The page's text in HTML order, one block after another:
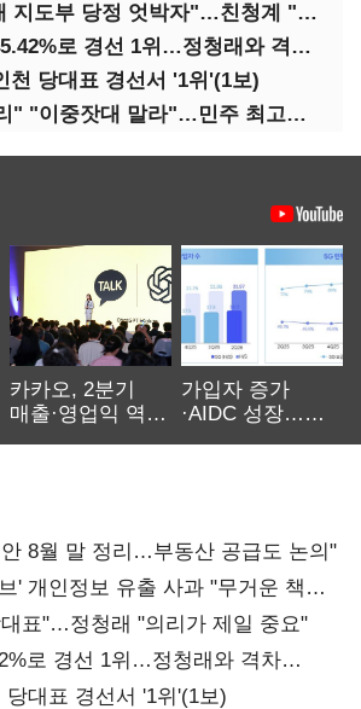
친명계 "정청래 지도부 당정 엇박자"…친청계 "신천지 오물 폭탄"
김민석, 누적 45.42%로 경선 1위…정청래와 격차 0.86%p(2보)
천 당대표 경선서 '1위'(1보)
"팀 정청래 정리" "이중잣대 말라"…민주 최고위원 계파 다툼 격화
카카오, 2분기
매출·영업익 역대
가입자 증가
·AIDC 성장…
8월 말 정리…부동산 공급도 논의"
' 개인정보 유출 사과 "무거운 책임
표"…정청래 "의리가 제일 중요"
로 경선 1위…정청래와 격차
당대표 경선서 '1위'(1보)